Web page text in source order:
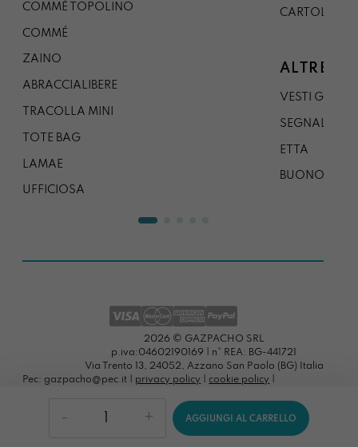
PortachiaviMara
AGGIUNGI AL CARRELLO
COMMÉ TOPOLINO
COMMÉ
ZAINO
ABRACCIALIBERE
TRACOLLA MINI
TOTE BAG
LAMAE
UFFICIOSA
CARTOLINA
ALTRE
VESTI
SEGNALIBRO
ETTA
BUONO
2026 © GAZPACHO SRL
p.iva:04602190169 | n° REA: BG-441721
Via Trento 13, 24052, Azzano San Paolo (BG) Italia
Pec: gazpacho@pec.it | privacy policy cookie policy